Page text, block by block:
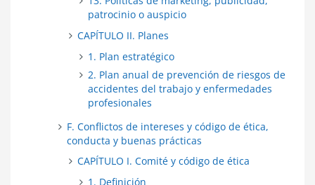
patrocinio o auspicio
CAPÍTULO II. Planes
1. Plan estratégico
2. Plan anual de prevención de riesgos de
accidentes del trabajo y enfermedades
profesionales
F. Conflictos de intereses y código de ética,
conducta y buenas prácticas
CAPÍTULO I. Comité y código de ética
1. Definición